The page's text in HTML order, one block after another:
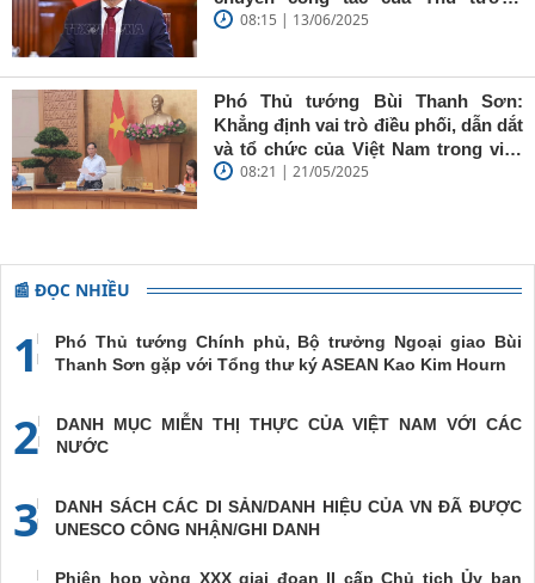
Chính phủ đến Estonia, Pháp và
08:15 | 13/06/2025
Phó Thủ tướng Bùi Thanh Sơn:
Khẳng định vai trò điều phối, dẫn dắt
và tổ chức của Việt Nam trong việc
đề cao chủ nghĩa đa phương, đoàn
08:21 | 21/05/2025
📰 ĐỌC NHIỀU
1
Phó Thủ tướng Chính phủ, Bộ trưởng Ngoại giao Bùi
Thanh Sơn gặp với Tổng thư ký ASEAN Kao Kim Hourn
2
DANH MỤC MIỄN THỊ THỰC CỦA VIỆT NAM VỚI CÁC
NƯỚC
3
DANH SÁCH CÁC DI SẢN/DANH HIỆU CỦA VN ĐÃ ĐƯỢC
UNESCO CÔNG NHẬN/GHI DANH
Phiên họp vòng XXX giai đoạn II cấp Chủ tịch Ủy ban